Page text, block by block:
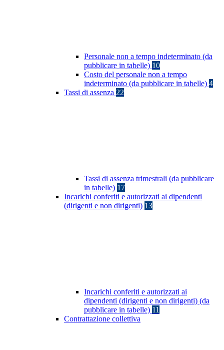
Personale non a tempo indeterminato (da
pubblicare in tabelle) 10
Costo del personale non a tempo
indeterminato (da pubblicare in tabelle) 4
Tassi di assenza 22
Tassi di assenza trimestrali (da pubblicare
in tabelle) 17
Incarichi conferiti e autorizzati ai dipendenti
(dirigenti e non dirigenti) 13
Incarichi conferiti e autorizzati ai
dipendenti (dirigenti e non dirigenti) (da
pubblicare in tabelle) 11
Contrattazione collettiva